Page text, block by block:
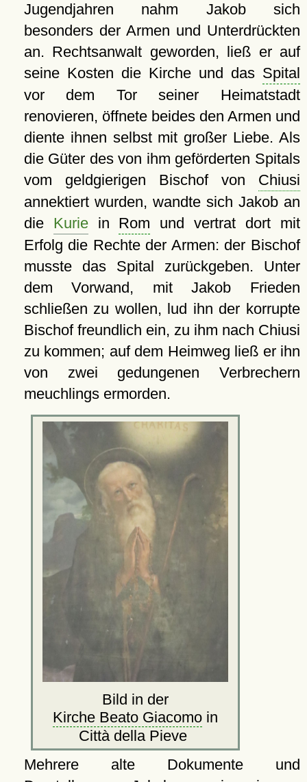
Jugendjahren nahm Jakob sich
besonders der Armen und Unterdrückten
an. Rechtsanwalt geworden, ließ er auf
seine Kosten die Kirche und das Spital
vor dem Tor seiner Heimatstadt
renovieren, öffnete beides den Armen und
diente ihnen selbst mit großer Liebe. Als
die Güter des von ihm geförderten Spitals
vom geldgierigen Bischof von Chiusi
annektiert wurden, wandte sich Jakob an
die Kuriein Rom und vertrat dort mit
Erfolg die Rechte der Armen: der Bischof
musste das Spital zurückgeben. Unter
dem Vorwand, mit Jakob Frieden
schließen zu wollen, lud ihn der korrupte
Bischof freundlich ein, zu ihm nach Chiusi
zu kommen; auf dem Heimweg ließ er ihn
von zwei gedungenen Verbrechern
meuchlings ermorden.
Bild in der
Kirche Beato Giacomoin
Città della Pieve
Mehrere alte Dokumente und